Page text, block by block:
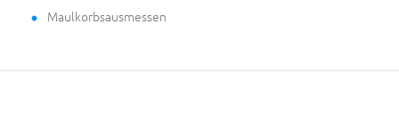
Maulkorbsausmessen